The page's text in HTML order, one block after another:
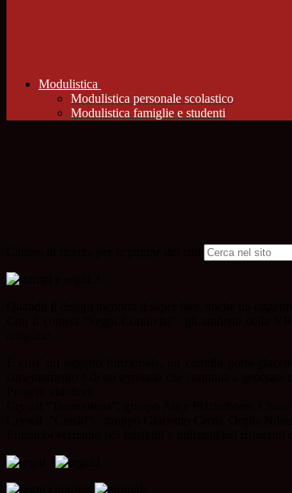
Modulistica
Modulistica personale scolastico
Modulistica famiglie e studenti